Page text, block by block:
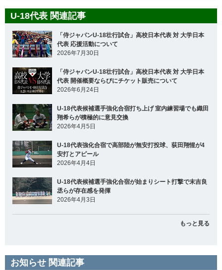
U-18代表 関連記事
「侍ジャパンU-18壮行試合」高校日本代表 対 大学日本
代表 応援活動について
2026年7月30日
「侍ジャパンU-18壮行試合」高校日本代表 対 大学日本
代表 開催概要ならびにチケット販売について
2026年6月24日
U-18代表候補選手強化合宿打ち上げ 室内練習場でも織田
翔希らが積極的に意見交換
2026年4月5日
U-18代表強化合宿で高部陸が無安打投球、荻田翔惺が4
安打とアピール
2026年4月4日
U-18代表候補選手強化合宿が始まりシート打撃で末吉良
丞らが存在感を発揮
2026年4月3日
もっと見る
お知らせ 関連記事